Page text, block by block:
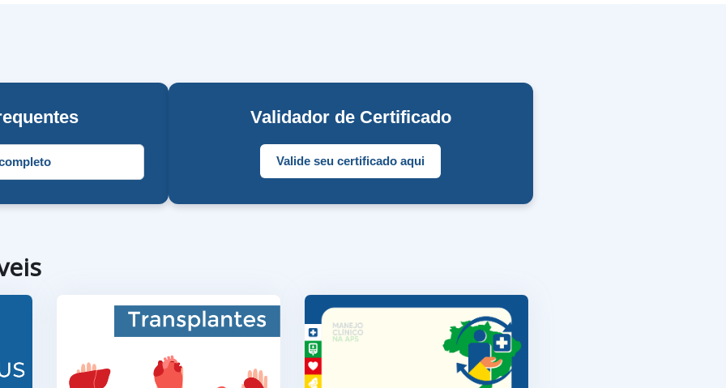
Validador de Certificado
Valide seu certificado aqui